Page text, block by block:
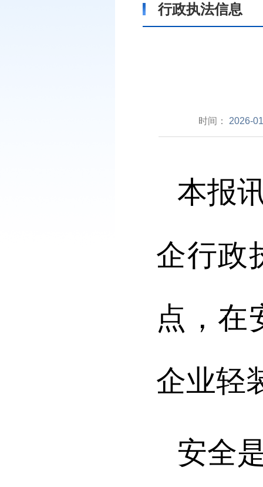
行政执法信息
时间： 2026-
本报
企行政
点，在
企业轻
安全